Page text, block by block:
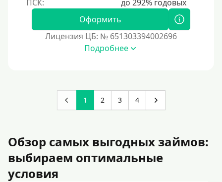
Оформить
Лицензия ЦБ: № 651303394002696
Подробнее
1 2 3 4
Обзор самых выгодных займов:
выбираем оптимальные
условия